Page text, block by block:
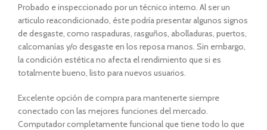
Probado e inspeccionado por un técnico interno. Al ser un
articulo reacondicionado, éste podría presentar algunos signos
de desgaste, como raspaduras, rasguños, abolladuras, puertos,
calcomanías y/o desgaste en los reposa manos. Sin embargo,
la condición estética no afecta el rendimiento que si es
totalmente bueno, listo para nuevos usuarios.
Excelente opción de compra para mantenerte siempre
conectado con las mejores funciones del mercado.
Computador completamente funcional que tiene todo lo que